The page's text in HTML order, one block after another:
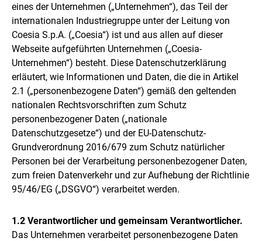
eines der Unternehmen („Unternehmen“), das Teil der
internationalen Industriegruppe unter der Leitung von
Coesia S.p.A. („Coesia“) ist und aus allen auf dieser
Webseite aufgeführten Unternehmen („Coesia-
Unternehmen“) besteht. Diese Datenschutzerklärung
erläutert, wie Informationen und Daten, die die in Artikel
2.1 („personenbezogene Daten“) gemäß den geltenden
nationalen Rechtsvorschriften zum Schutz
personenbezogener Daten („nationale
Datenschutzgesetze“) und der EU-Datenschutz-
Grundverordnung 2016/679 zum Schutz natürlicher
Personen bei der Verarbeitung personenbezogener Daten,
zum freien Datenverkehr und zur Aufhebung der Richtlinie
95/46/EG („DSGVO“) verarbeitet werden.
1.2 Verantwortlicher und gemeinsam Verantwortlicher.
Das Unternehmen verarbeitet personenbezogene Daten